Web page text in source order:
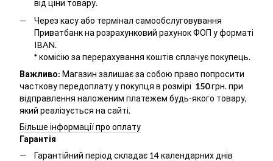
від ціни товару.
Через касу або термінал самообслуговування
Приватбанк на розрахунковий рахунок ФОП у форматі
IBAN.
*комісію за перерахування коштів сплачує покупець.
Важливо: Магазин залишає за собою право попросити
часткову передоплату у покупця в розмірі 150грн. при
відправлення наложеним платежем будь-якого товару,
який реалізується на сайті.
Більше інформації про оплату
Гарантія
Гарантійний період складає 14 календарних днів